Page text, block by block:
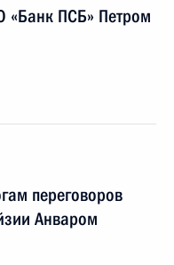
«Банк ПСБ» Петром
переговоров
Анваром